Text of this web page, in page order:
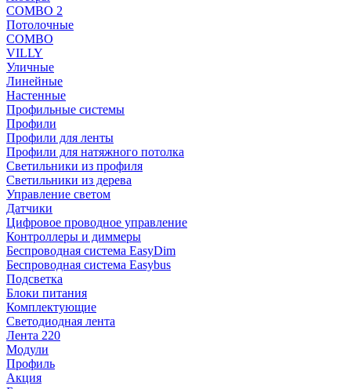
COMBO 2
Потолочные
COMBO
VILLY
Уличные
Линейные
Настенные
Профильные системы
Профили
Профили для ленты
Профили для натяжного потолка
Светильники из профиля
Светильники из дерева
Управление светом
Датчики
Цифровое проводное управление
Контроллеры и диммеры
Беспроводная система EasyDim
Беспроводная система Easybus
Подсветка
Блоки питания
Комплектующие
Светодиодная лента
Лента 220
Модули
Профиль
Акция